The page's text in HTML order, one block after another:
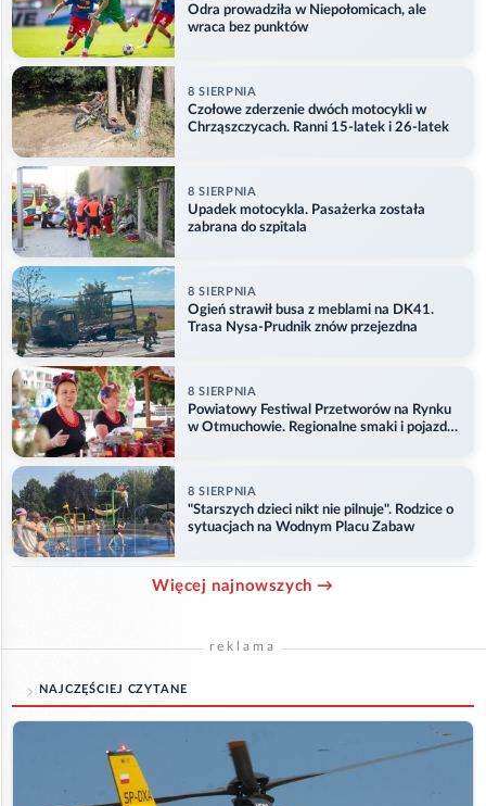
Odra prowadziła w Niepołomicach, ale
wraca bez punktów
8 SIERPNIA
Czołowe zderzenie dwóch motocykli w
Chrząszczycach. Ranni 15-latek i 26-latek
8 SIERPNIA
Upadek motocykla. Pasażerka została
zabrana do szpitala
8 SIERPNIA
Ogień strawił busa z meblami na DK41.
Trasa Nysa-Prudnik znów przejezdna
8 SIERPNIA
Powiatowy Festiwal Przetworów na Rynku
w Otmuchowie. Regionalne smaki i pojazdy
8 SIERPNIA
"Starszych dzieci nikt nie pilnuje". Rodzice o
sytuacjach na Wodnym Placu Zabaw
Więcej najnowszych →
reklama
NAJCZĘŚCIEJ CZYTANE